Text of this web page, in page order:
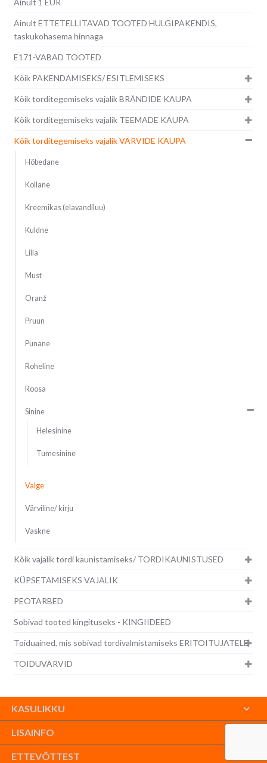
Ainult 1 EUR
Ainult ETTETELLITAVAD TOOTED HULGIPAKENDIS,
taskukohasema hinnaga
E171-VABAD TOOTED
Kõik PAKENDAMISEKS/ ESITLEMISEKS
Kõik torditegemiseks vajalik BRÄNDIDE KAUPA
Kõik torditegemiseks vajalik TEEMADE KAUPA
Kõik torditegemiseks vajalik VÄRVIDE KAUPA
Hõbedane
Kollane
Kreemikas (elavandiluu)
Kuldne
Lilla
Must
Oranž
Pruun
Punane
Roheline
Roosa
Sinine
Helesinine
Tumesinine
Valge
Värviline/ kirju
Vaskne
Kõik vajalik tordi kaunistamiseks/ TORDIKAUNISTUSED
KÜPSETAMISEKS VAJALIK
PEOTARBED
Sobivad tooted kingituseks - KINGIIDEED
Toiduained, mis sobivad tordivalmistamiseks ERITOITUJATELE
TOIDUVÄRVID
KASULIKKU
LISAINFO
ETTEVÕTTEST